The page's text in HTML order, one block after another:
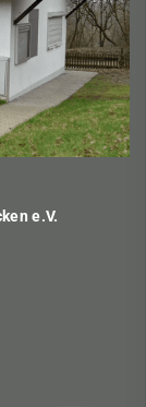
e.V.